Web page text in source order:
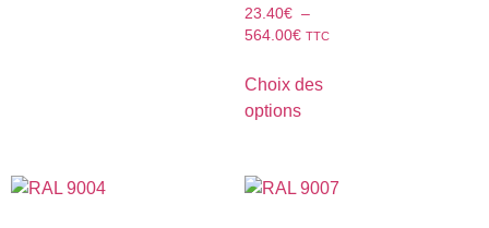
23.40€ –
564.00€ TTC
Choix des
options